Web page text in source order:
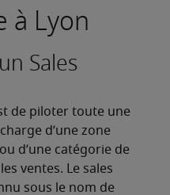
à Lyon
Sales
de piloter toute une
d’une zone
d’une catégorie de
ventes. Le sales
sous le nom de